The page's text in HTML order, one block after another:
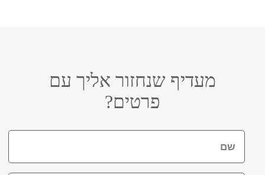
מעדיף שנחזור אליך עם
פרטים?
שם